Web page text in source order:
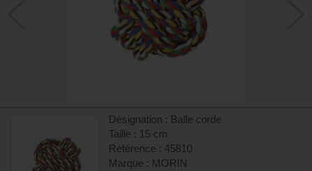
Désignation : Balle corde
Taille : 15 cm
Référence : 45810
Marque : MORIN